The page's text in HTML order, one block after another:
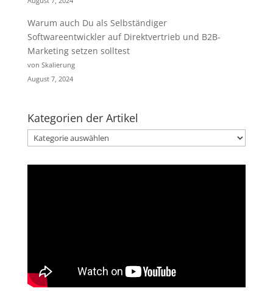
Warum auch Du als Selbständiger
Softwareentwickler auf Direktvertrieb und B2B-
Marketing setzen solltest
von Skalierung
August 7, 2024
Kategorien der Artikel
Kategorien
der
Artikel